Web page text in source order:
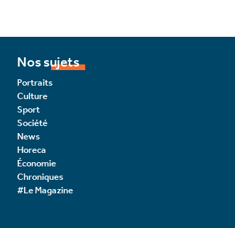
Nos sujets
Portraits
Culture
Sport
Société
News
Horeca
Économie
Chroniques
#Le Magazine